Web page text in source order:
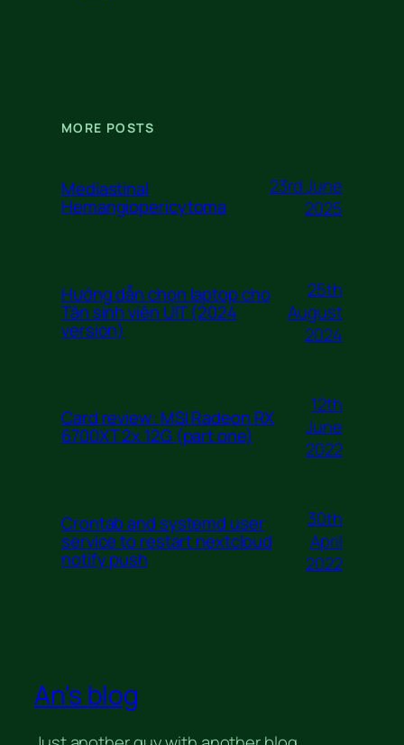
MORE POSTS
Mediastinal
Hemangiopericytoma
23rd June
2025
Hướng dẫn chọn laptop cho
Tân sinh viên UIT (2024
version)
25th
August
2024
Card review: MSI Radeon RX
6700XT 2x 12G (part one)
12th
June
2022
Crontab and systemd user
service to restart nextcloud
notify push
30th
April
2022
An's blog